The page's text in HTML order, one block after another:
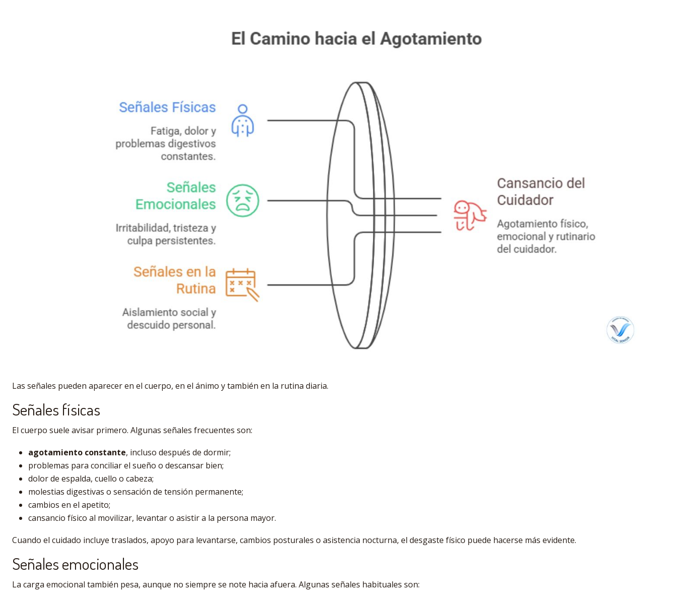
Las señales pueden aparecer en el cuerpo, en el ánimo y también en la rutina diaria.
Señales físicas
El cuerpo suele avisar primero. Algunas señales frecuentes son:
agotamiento constante, incluso después de dormir;
problemas para conciliar el sueño o descansar bien;
dolor de espalda, cuello o cabeza;
molestias digestivas o sensación de tensión permanente;
cambios en el apetito;
cansancio físico al movilizar, levantar o asistir a la persona mayor.
Cuando el cuidado incluye traslados, apoyo para levantarse, cambios posturales o asistencia nocturna, el desgaste físico puede hacerse más evidente.
Señales emocionales
La carga emocional también pesa, aunque no siempre se note hacia afuera. Algunas señales habituales son: